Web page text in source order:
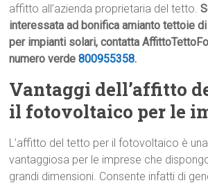
affitto all’azienda proprietaria del tetto.
interessata ad bonifica amianto tettoie
per impianti solari, contatta
numero verde800955358.
Vantaggi dell’affitto
il fotovoltaico per le
L’affitto del tetto per il fotovoltaico è
vantaggiosa per le imprese che
grandi dimensioni. Consente infatti di